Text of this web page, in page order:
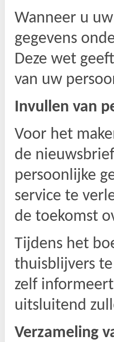
Wanneer u
gegevens
Deze wet
van uw
Invullen van
Voor het
de
persoonlĳke
service te
de toekomst
Tĳdens het
thuisblĳvers
zelf
uitsluitend
Verzameling